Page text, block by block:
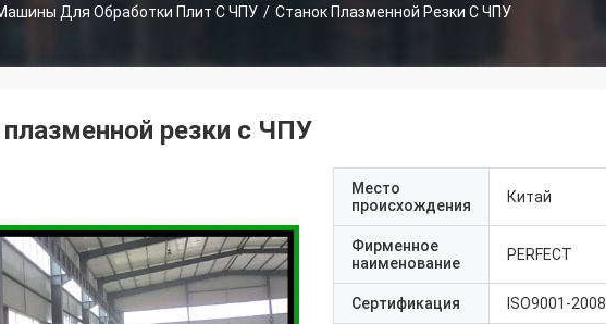
Для Обработки Плит С ЧПУ / Станок Плазменной Резки С ЧПУ
резки с ЧПУ
Место
происхождения
Китай
Фирменное
наименование
PERFECT
Сертификация ISO9001-2008